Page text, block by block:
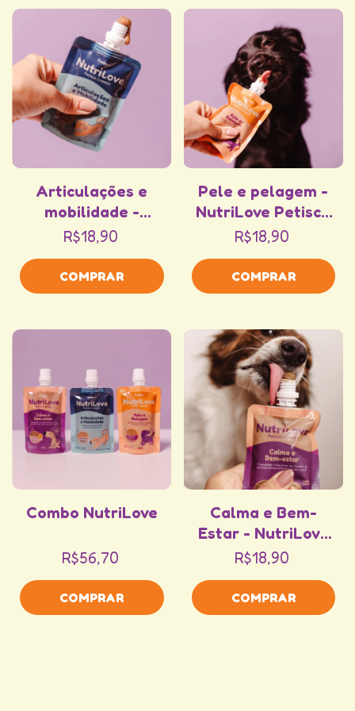
Articulações e
mobilidade -
NutriLove Petisco
Funcional 100g
R$18,90
COMPRAR
Pele e pelagem -
NutriLove Petisco
Cremoso
R$18,90
Combo NutriLove
R$56,70
Calma e Bem-
Estar - NutriLove
Petisco Cremoso
R$18,90
COMPRAR